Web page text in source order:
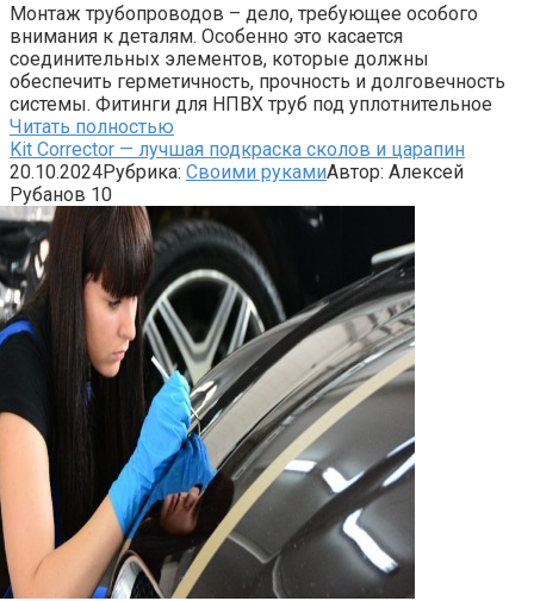
Монтаж трубопроводов – дело, требующее особого
внимания к деталям. Особенно это касается
соединительных элементов, которые должны
обеспечить герметичность, прочность и долговечность
системы. Фитинги для НПВХ труб под уплотнительное
Читать полностью
Kit Corrector — лучшая подкраска сколов и царапин
20.10.2024Рубрика: Своими рукамиАвтор: Алексей
Рубанов 10